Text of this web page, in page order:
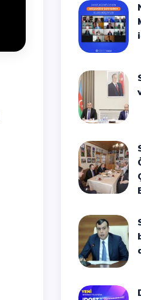
Nazir
Sahil
Sahil
Sahil